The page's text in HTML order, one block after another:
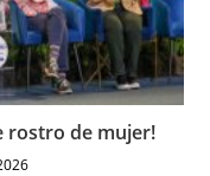
rostro de mujer!